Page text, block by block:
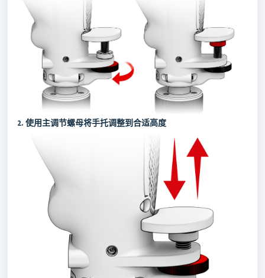
2. 使用主调节螺母将手托调整到合适高度